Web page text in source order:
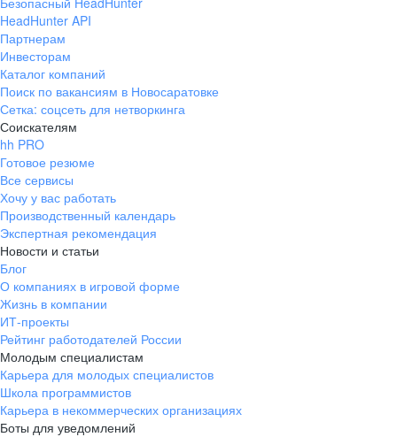
HeadHunter API
Партнерам
Инвесторам
Каталог компаний
Поиск по вакансиям в Новосаратовке
Сетка: соцсеть для нетворкинга
Соискателям
hh PRO
Готовое резюме
Все сервисы
Хочу у вас работать
Производственный календарь
Экспертная рекомендация
Новости и статьи
Блог
О компаниях в игровой форме
Жизнь в компании
ИТ-проекты
Рейтинг работодателей России
Молодым специалистам
Карьера для молодых специалистов
Школа программистов
Карьера в некоммерческих организациях
Боты для уведомлений